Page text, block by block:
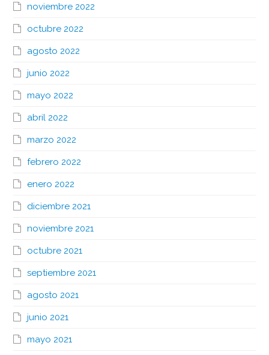
noviembre 2022
octubre 2022
agosto 2022
junio 2022
mayo 2022
abril 2022
marzo 2022
febrero 2022
enero 2022
diciembre 2021
noviembre 2021
octubre 2021
septiembre 2021
agosto 2021
junio 2021
mayo 2021